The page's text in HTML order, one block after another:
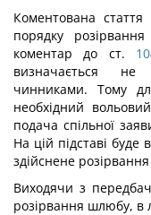
Коментована стаття
порядку
коментар до ст.
визначається не
чинниками. Тому
необхідний
подача спільної
На цій підставі буде
здійснене
Виходячи з
розірвання шлюбу, в